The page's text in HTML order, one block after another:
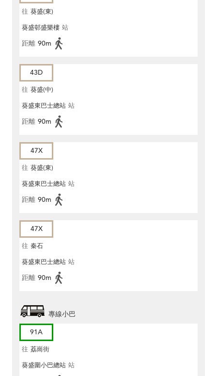
往 葵盛(東)
葵盛邨盛樂樓 站
距離 90m
43D
往 葵盛(中)
葵盛東巴士總站 站
距離 90m
47X
往 葵盛(東)
葵盛東巴士總站 站
距離 90m
47X
往 秦石
葵盛東巴士總站 站
距離 90m
專線小巴
91A
往 荔崗街
葵盛圍小巴總站 站